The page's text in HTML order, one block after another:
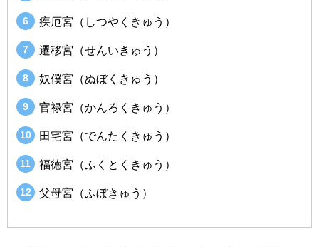
疾厄宮（しつやくきゅう）
遷移宮（せんいきゅう）
奴僕宮（ぬぼくきゅう）
官禄宮（かんろくきゅう）
田宅宮（でんたくきゅう）
福徳宮（ふくとくきゅう）
父母宮（ふぼきゅう）